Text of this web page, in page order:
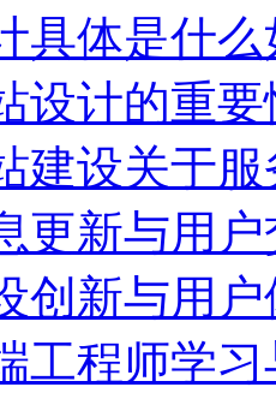
具体是什
设计的重要
建设关于
更新与用
创新与用
工程师学